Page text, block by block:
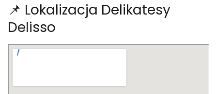
📌 Lokalizacja Delikatesy
Delisso